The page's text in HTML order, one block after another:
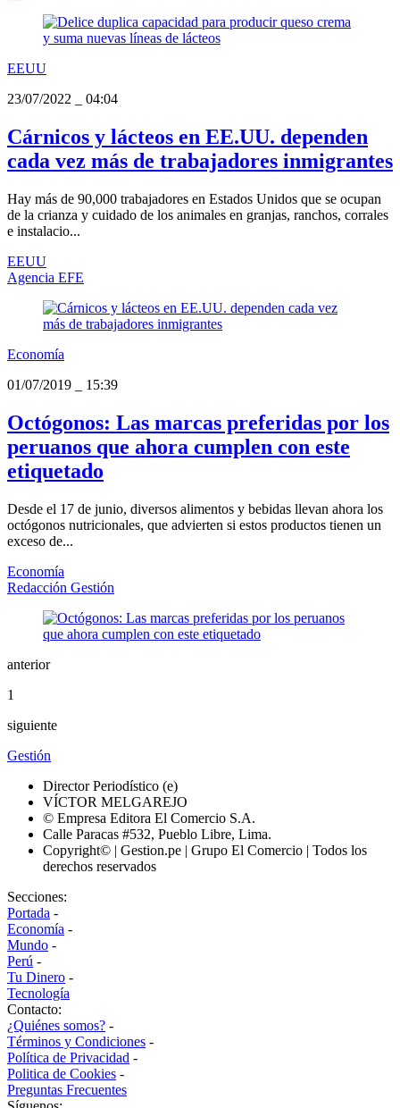
EEUU
23/07/2022
04:04
Cárnicos y lácteos en EE.UU. dependen
cada vez más de trabajadores inmigrantes
Hay más de 90,000 trabajadores en Estados Unidos que se ocupan
de la crianza y cuidado de los animales en granjas, ranchos, corrales
e instalacio...
EEUU
Agencia EFE
Economía
01/07/2019
15:39
Octógonos: Las marcas preferidas por los
peruanos que ahora cumplen con este
etiquetado
Desde el 17 de junio, diversos alimentos y bebidas llevan ahora los
octógonos nutricionales, que advierten si estos productos tienen un
exceso de...
Economía
Redacción Gestión
anterior
1
siguiente
Gestión
Director Periodístico (e)
VÍCTOR MELGAREJO
© Empresa Editora El Comercio S.A.
Calle Paracas #532, Pueblo Libre, Lima.
Copyright© | Gestion.pe | Grupo El Comercio | Todos los
derechos reservados
Secciones:
Portada -
Economía -
Mundo -
Perú -
Tu Dinero -
Tecnología
Contacto:
¿Quiénes somos? -
Términos y Condiciones -
Política de Privacidad -
Politica de Cookies -
Preguntas Frecuentes